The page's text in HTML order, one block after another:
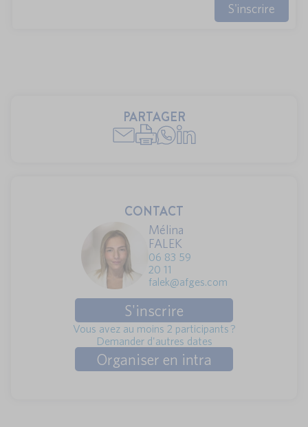
S'inscrire
PARTAGER
CONTACT
Mélina
FALEK
06 83 59
20 11
falek@afges.com
S'inscrire
Vous avez au moins 2 participants ?
Demander d'autres dates
Organiser en intra